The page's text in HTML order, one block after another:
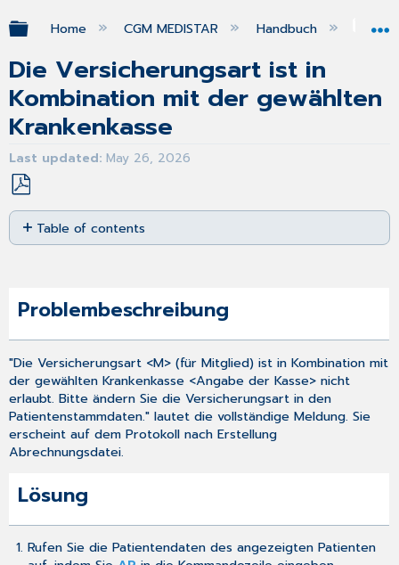
Expand/collapse global hierarchy
Home CGM MEDISTAR Handbuch
Die Versicherungsart ist in
Kombination mit der gewählten
Krankenkasse
Last updated May 26, 2026
Save
as
PDF
Table of contents
Problembeschreibung
"Die Versicherungsart <M> (für Mitglied) ist in Kombination mit
der gewählten Krankenkasse <Angabe der Kasse> nicht
erlaubt. Bitte ändern Sie die Versicherungsart in den
Patientenstammdaten." lautet die vollständige Meldung. Sie
erscheint auf dem Protokoll nachErstellung
Abrechnungsdatei.
Lösung
Rufen Sie die Patientendaten des angezeigten Patienten